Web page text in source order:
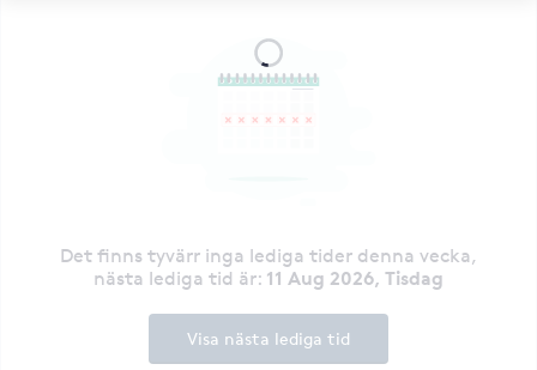
Det finns tyvärr inga lediga tider denna vecka,
nästa lediga tid är: 11 Aug 2026, Tisdag
Visa nästa lediga tid